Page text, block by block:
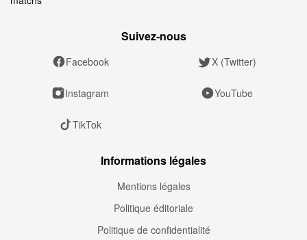
Suivez‑nous
Facebook X (Twitter)
Instagram YouTube
TikTok
Informations légales
Mentions légales
Politique éditoriale
Politique de confidentialité